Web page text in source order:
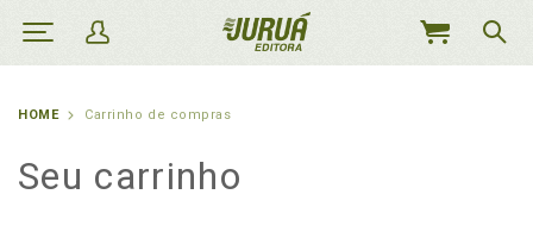
MEU
HOME Carrinho de compras
Seu carrinho